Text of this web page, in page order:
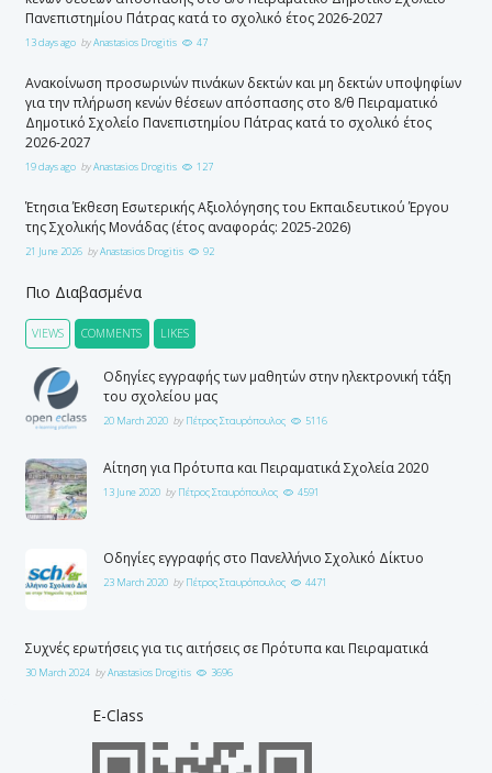
Πανεπιστημίου Πάτρας κατά το σχολικό έτος 2026-2027
13 days ago byAnastasios Drogitis 47
Ανακοίνωση προσωρινών πινάκων δεκτών και μη δεκτών υποψηφίων
για την πλήρωση κενών θέσεων απόσπασης στο 8/θ Πειραματικό
Δημοτικό Σχολείο Πανεπιστημίου Πάτρας κατά το σχολικό έτος
2026-2027
19 days ago byAnastasios Drogitis 127
Έτησια Έκθεση Εσωτερικής Αξιολόγησης του Εκπαιδευτικού Έργου
της Σχολικής Μονάδας (έτος αναφοράς: 2025-2026)
21 June 2026 byAnastasios Drogitis 92
Πιο Διαβασμένα
VIEWS COMMENTS LIKES
Οδηγίες εγγραφής των μαθητών στην ηλεκτρονική τάξη
του σχολείου μας
20 March 2020 by Πέτρος Σταυρόπουλος 5116
Αίτηση για Πρότυπα και Πειραματικά Σχολεία 2020
13 June 2020 by Πέτρος Σταυρόπουλος 4591
Οδηγίες εγγραφής στο Πανελλήνιο Σχολικό Δίκτυο
23 March 2020 by Πέτρος Σταυρόπουλος 4471
Συχνές ερωτήσεις για τις αιτήσεις σε Πρότυπα και Πειραματικά
30 March 2024 byAnastasios Drogitis 3696
E-Class